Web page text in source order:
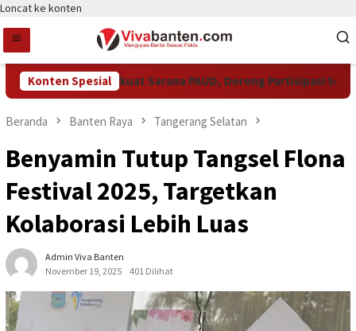
Loncat ke konten
Konten Spesial
Tangsel Perkuat Sarana PAUD, Dorong Partisipasi Sekolah
Beranda Banten Raya Tangerang Selatan
Benyamin Tutup Tangsel Flona
Festival 2025, Targetkan
Kolaborasi Lebih Luas
Admin Viva Banten
November 19, 2025
401 Dilihat